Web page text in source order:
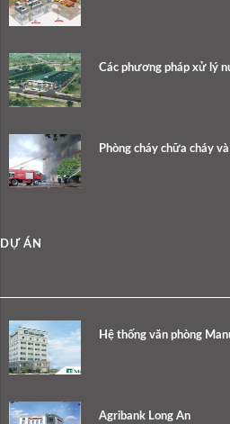
Các phương pháp xử lý
Phòng cháy chữa cháy
DỰ ÁN
Hệ thống văn phòng
Agribank Long An